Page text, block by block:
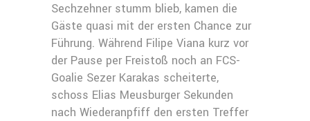
Sechzehner stumm blieb, kamen die
Gäste quasi mit der ersten Chance zur
Führung. Während Filipe Viana kurz vor
der Pause per Freistoß noch an FCS-
Goalie Sezer Karakas scheiterte,
schoss Elias Meusburger Sekunden
nach Wiederanpfiff den ersten Treffer